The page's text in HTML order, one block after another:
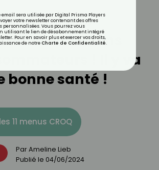
à ne pas
60 Millions
! Il y va
bonne santé !
11 menus CROQ
ParAmeline Lieb
Publié le 04/06/2024
email sera utilisée par Digital Prisma Players
votre newsletter contenant des offres
personnalisées. Vous pourrez vous
utilisant le lien de désabonnement intégré
Pour en savoir plus et exercer vos droits,
de notre Charte de Confidentialité.